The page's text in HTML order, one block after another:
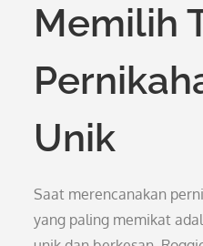
Memilih
Unik
Saat merencanakan
yang paling memikat